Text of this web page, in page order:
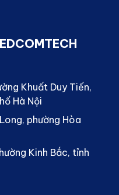
Khuất Duy Tiến,
Hà Nội
phường Hòa
Kinh Bắc, tỉnh